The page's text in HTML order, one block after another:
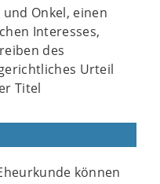
Onkel, einen
Interesses,
des
Urteil
Titel
können